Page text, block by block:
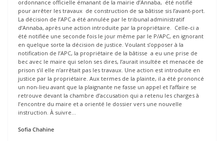
ordonnance officielle émanant de la mairie d’Annaba, été notifié
pour arrêter les travaux de construction de sa bâtisse sis l’avant-port.
La décision de l’APC a été annulée par le tribunal administratif
d’Annaba, après une action introduite par la propriétaire. Celle-ci a
été notifiée une seconde fois le jour même par le P/APC, en ignorant
en quelque sorte la décision de justice. Voulant s’opposer à la
notification de l’APC, la propriétaire de la bâtisse a eu une prise de
bec avec le maire qui selon ses dires, l’aurait insultée et menacée de
prison s’il elle n’arrêtait pas les travaux. Une action est introduite en
justice par la propriétaire. Aux termes de la plainte, il a été prononcé
un non-lieu avant que la plaignante ne fasse un appel et l’affaire se
retrouve devant la chambre d’accusation qui a retenu les charges à
l’encontre du maire et a orienté le dossier vers une nouvelle
instruction. À suivre…
Sofia Chahine